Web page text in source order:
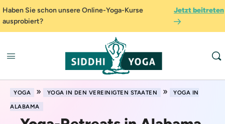
Haben Sie schon unsere Online-Yoga-Kurse
ausprobiert?
Jetzt beitreten
YOGA » YOGA IN DEN VEREINIGTEN STAATEN »
YOGA IN
ALABAMA